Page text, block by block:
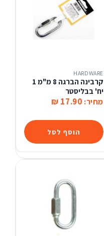
הוסף לסל
HARDWARE
קרבינה הברגה 8 מ"מ 1
יח' בבליסטר
מחיר: 17.90 ₪